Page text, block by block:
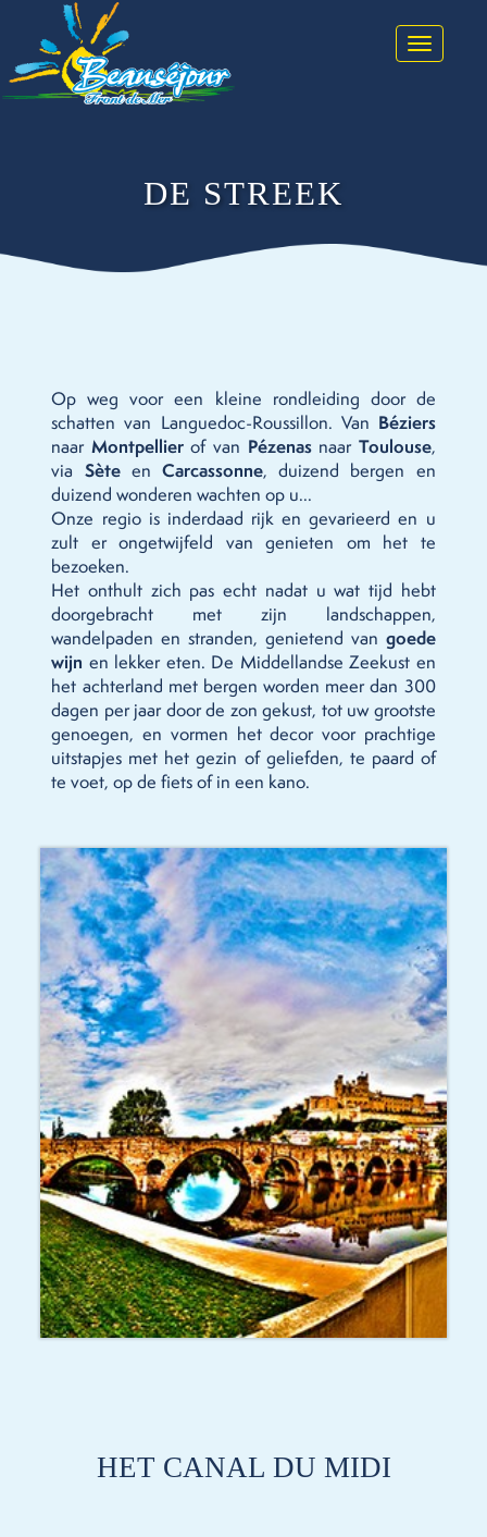
Toggle
DE STREEK
Op weg voor een kleine rondleiding door de
schatten van Languedoc-Roussillon. Van Béziers
naar Montpellierof van Pézenasnaar Toulouse,
via Sèteen Carcassonne, duizend bergen en
duizend wonderen wachten op u...
Onze regio is inderdaad rijk en gevarieerd en u
zult er ongetwijfeld van genieten om het te
bezoeken.
Het onthult zich pas echt nadat u wat tijd hebt
doorgebracht met zijn landschappen,
wandelpaden en stranden, genietend van goede
wijn en lekker eten. De Middellandse Zeekust en
het achterland met bergen worden meer dan 300
dagen per jaar door de zon gekust, tot uw grootste
genoegen, en vormen het decor voor prachtige
uitstapjes met het gezin of geliefden, te paard of
te voet, op de fiets of in een kano.
HET CANAL DU MIDI